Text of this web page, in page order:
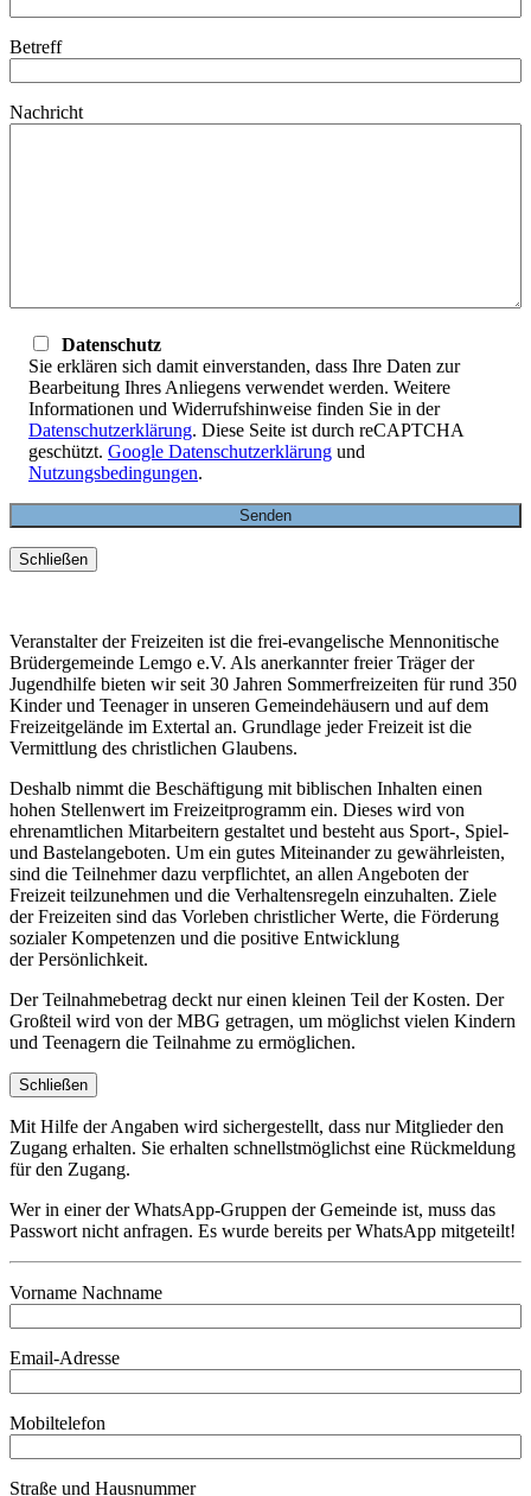
Betreff
Nachricht
Datenschutz
Sie erklären sich damit einverstanden, dass Ihre Daten zur
Bearbeitung Ihres Anliegens verwendet werden. Weitere
Informationen und Widerrufshinweise finden Sie in der
Datenschutzerklärung. Diese Seite ist durch reCAPTCHA
geschützt. Google Datenschutzerklärung und
Nutzungsbedingungen.
Schließen
Veranstalter der Freizeiten ist die frei-evangelische Mennonitische
Brüdergemeinde Lemgo e.V. Als anerkannter freier Träger der
Jugendhilfe bieten wir seit 30 Jahren Sommerfreizeiten für rund 350
Kinder und Teenager in unseren Gemeindehäusern und auf dem
Freizeitgelände im Extertal an. Grundlage jeder Freizeit ist die
Vermittlung des christlichen Glaubens.
Deshalb nimmt die Beschäftigung mit biblischen Inhalten einen
hohen Stellenwert im Freizeitprogramm ein. Dieses wird von
ehrenamtlichen Mitarbeitern gestaltet und besteht aus Sport-, Spiel-
und Bastelangeboten. Um ein gutes Miteinander zu gewährleisten,
sind die Teilnehmer dazu verpflichtet, an allen Angeboten der
Freizeit teilzunehmen und die Verhaltensregeln einzuhalten. Ziele
der Freizeiten sind das Vorleben christlicher Werte, die Förderung
sozialer Kompetenzen und die positive Entwicklung
der Persönlichkeit.
Der Teilnahmebetrag deckt nur einen kleinen Teil der Kosten. Der
Großteil wird von der MBG getragen, um möglichst vielen Kindern
und Teenagern die Teilnahme zu ermöglichen.
Schließen
Mit Hilfe der Angaben wird sichergestellt, dass nur Mitglieder den
Zugang erhalten. Sie erhalten schnellstmöglichst eine Rückmeldung
für den Zugang.
Wer in einer der WhatsApp-Gruppen der Gemeinde ist, muss das
Passwort nicht anfragen. Es wurde bereits per WhatsApp mitgeteilt!
Vorname Nachname
Email-Adresse
Mobiltelefon
Straße und Hausnummer